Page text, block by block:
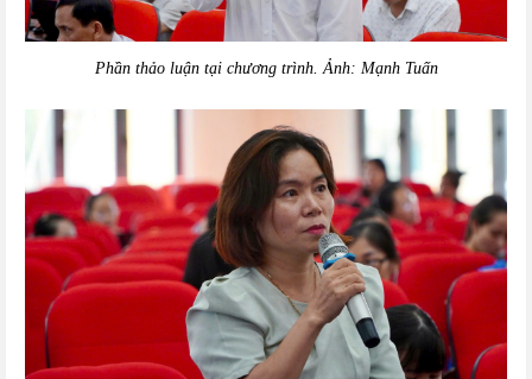
Phần thảo luận tại chương trình. Ảnh: Mạnh Tuấn